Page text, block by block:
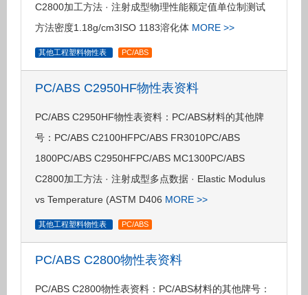
C2800加工方法 · 注射成型物理性能额定值单位制测试
方法密度1.18g/cm3ISO 1183溶化体 MORE >>
其他工程塑料物性表 PC/ABS
PC/ABS C2950HF物性表资料
PC/ABS C2950HF物性表资料：PC/ABS材料的其他牌
号：PC/ABS C2100HFPC/ABS FR3010PC/ABS
1800PC/ABS C2950HFPC/ABS MC1300PC/ABS
C2800加工方法 · 注射成型多点数据 · Elastic Modulus
vs Temperature (ASTM D406 MORE >>
其他工程塑料物性表 PC/ABS
PC/ABS C2800物性表资料
PC/ABS C2800物性表资料：PC/ABS材料的其他牌号：